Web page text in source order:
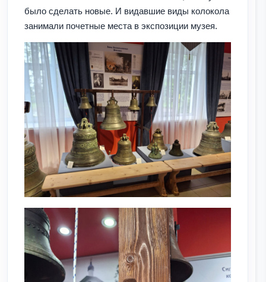
было сделать новые. И видавшие виды колокола
занимали почетные места в экспозиции музея.